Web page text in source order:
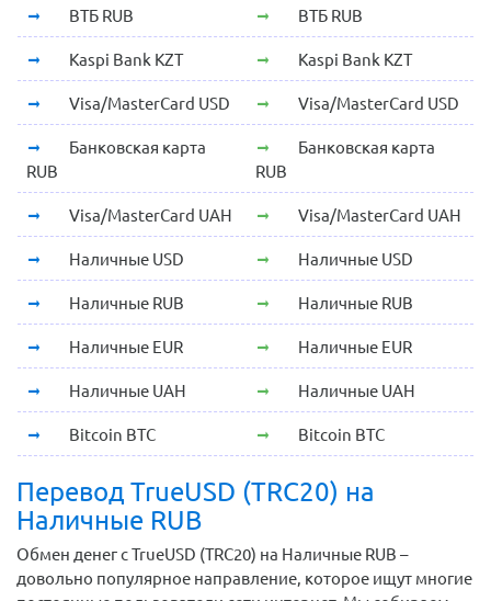
ВТБ RUB ВТБ RUB
Kaspi Bank KZT Kaspi Bank KZT
Visa/MasterCard USD Visa/MasterCard USD
Банковская карта
RUB
Банковская карта
RUB
Visa/MasterCard UAH Visa/MasterCard UAH
Наличные USD Наличные USD
Наличные RUB Наличные RUB
Наличные EUR Наличные EUR
Наличные UAH Наличные UAH
Bitcoin BTC Bitcoin BTC
Перевод TrueUSD (TRC20) на
Наличные RUB
Обмен денег с TrueUSD (TRC20) на Наличные RUB –
довольно популярное направление, которое ищут многие